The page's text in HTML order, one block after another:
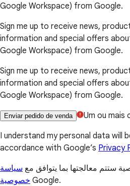
Google Workspace) from Google.
Sign me up to receive news,
information and special offers
Google Workspace) from Google.
Sign me up to receive news,
information and special offers
Google Workspace) from Google.
Enviar pedido de venda
Um ou mais
I understand my personal data will
accordance with Google’s Privacy
ستتم معالجتها بما يتوافق مع سياسة
خصوصية Google.